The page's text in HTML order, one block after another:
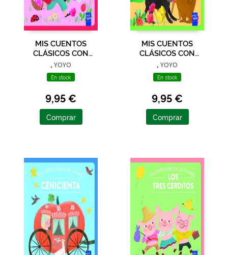
MIS CUENTOS
CLÁSICOS CON
TEXTURAS.
CAPERUCITA ROJA
, YOYO
En stock
9,95 €
Comprar
MIS CUENTOS
CLÁSICOS CON
TEXTURAS. EL LIBRO
DE LA SELVA
, YOYO
En stock
9,95 €
Comprar